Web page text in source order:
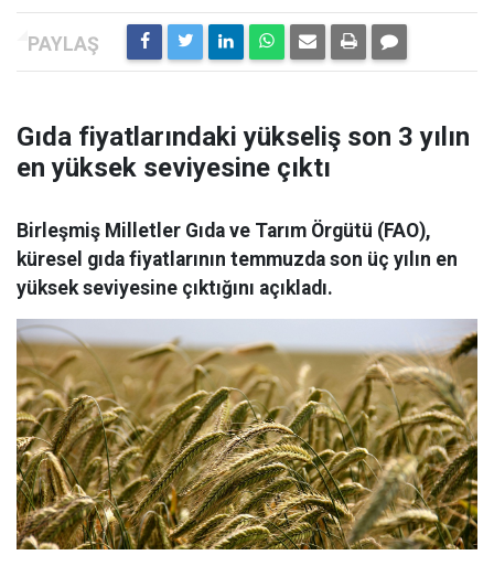
Gıda fiyatlarındaki yükseliş son 3 yılın
en yüksek seviyesine çıktı
Birleşmiş Milletler Gıda ve Tarım Örgütü (FAO),
küresel gıda fiyatlarının temmuzda son üç yılın en
yüksek seviyesine çıktığını açıkladı.